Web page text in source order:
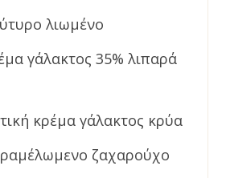
λιωμένο
γάλακτος 35% λιπαρά
κρέμα γάλακτος κρύα
ζαχαρούχο